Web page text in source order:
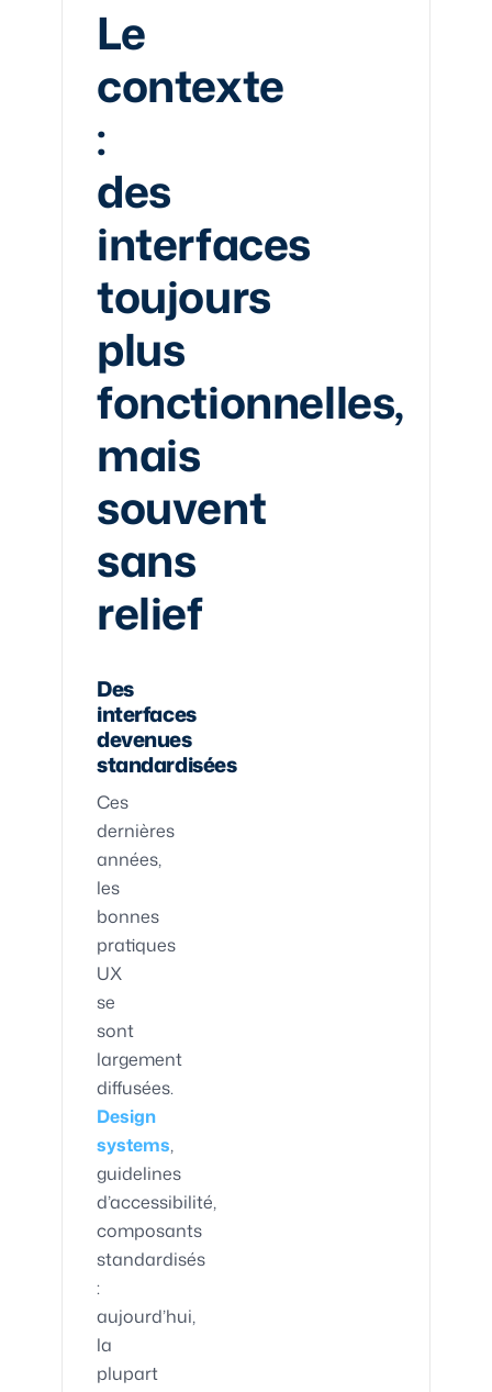
Le
contexte
:
des
interfaces
toujours
plus
fonctionnelles,
mais
souvent
sans
relief
Des
interfaces
devenues
standardisées
Ces
dernières
années,
les
bonnes
pratiques
UX
se
sont
largement
diffusées.
Design
systems,
guidelines
d’accessibilité,
composants
standardisés
:
aujourd’hui,
la
plupart